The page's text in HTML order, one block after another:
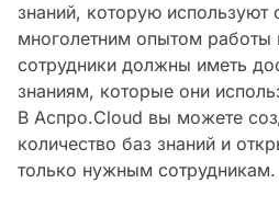
знаний, которую используют
многолетним опытом работы
сотрудники должны иметь
знаниям, которые они
В Аспро.Cloud вы можете
количество баз знаний и
только нужным